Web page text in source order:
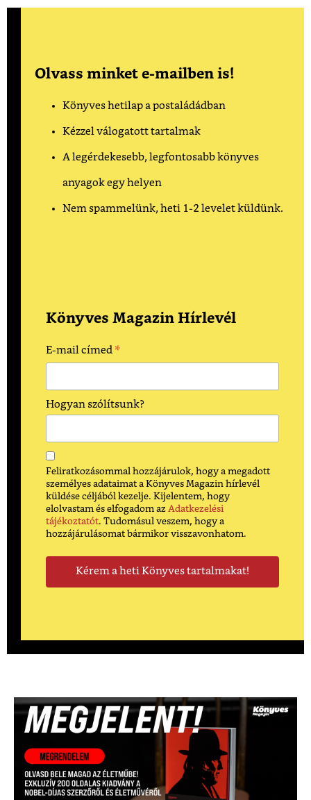
Olvass minket e-mailben is!
Könyves hetilap a postaládádban
Kézzel válogatott tartalmak
A legérdekesebb, legfontosabb könyves
anyagok egy helyen
Nem spammelünk, heti 1-2 levelet küldünk.
Könyves Magazin Hírlevél
E-mail címed*
Hogyan szólítsunk?
Feliratkozásommal hozzájárulok, hogy a megadott
személyes adataimat a Könyves Magazin hírlevél
küldése céljából kezelje. Kijelentem, hogy
elolvastam és elfogadom az Adatkezelési
tájékoztatót. Tudomásul veszem, hogy a
hozzájárulásomat bármikor visszavonhatom.